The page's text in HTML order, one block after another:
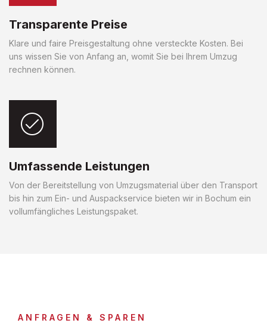
Transparente Preise
Klare und faire Preisgestaltung ohne versteckte Kosten. Bei
uns wissen Sie von Anfang an, womit Sie bei Ihrem Umzug
rechnen können.
Umfassende Leistungen
Von der Bereitstellung von Umzugsmaterial über den Transport
bis hin zum Ein- und Auspackservice bieten wir in Bochum ein
vollumfängliches Leistungspaket.
ANFRAGEN & SPAREN